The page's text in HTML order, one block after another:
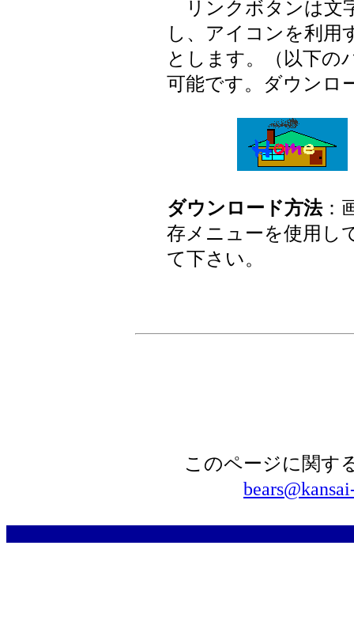
リンクボタンは文
し、アイコンを利用
とします。（以下の
可能です。ダウンロ
ダウンロード方法：
存メニューを使用し
て下さい。
このページに関す